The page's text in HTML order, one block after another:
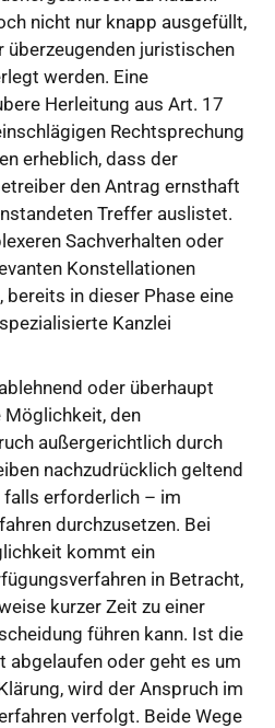
nicht nur knapp ausgefüllt,
überzeugenden juristischen
werden. Eine
Herleitung aus Art. 17
Rechtsprechung
erheblich, dass der
den Antrag ernsthaft
Treffer auslistet.
Sachverhalten oder
Konstellationen
bereits in dieser Phase eine
Kanzlei
oder überhaupt
Möglichkeit, den
außergerichtlich durch
nachzudrücklich geltend
falls erforderlich – im
durchzusetzen. Bei
kommt ein
in Betracht,
kurzer Zeit zu einer
führen kann. Ist die
abgelaufen oder geht es um
wird der Anspruch im
verfolgt. Beide Wege